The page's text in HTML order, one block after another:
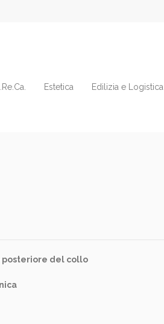
Estetica Edilizia e Logistica
posteriore del collo